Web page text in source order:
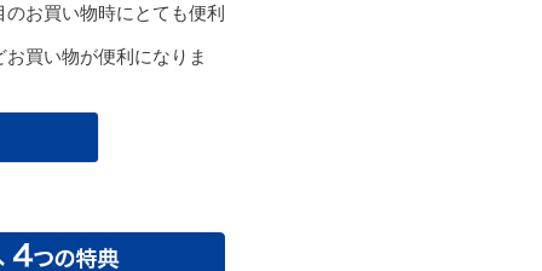
お買い物時にとても便利
買い物が便利になりま